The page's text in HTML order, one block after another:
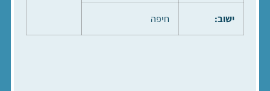
ישוב: חיפה